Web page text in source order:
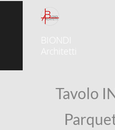
BIONDI
Architetti
Tavolo